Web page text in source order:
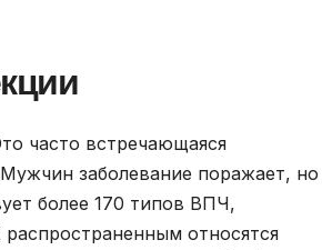
часто встречающаяся
заболевание поражает, но
более 170 типов ВПЧ,
относятся